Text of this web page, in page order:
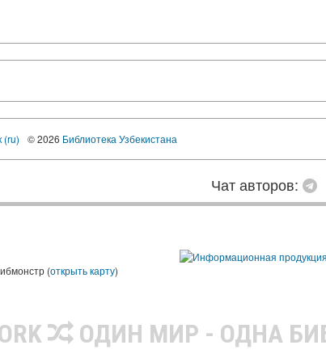
(ru) © 2026 Библиотека Узбекистана
Чат авторов:
(открыть карту)
ОДИН МИР - ОДНА